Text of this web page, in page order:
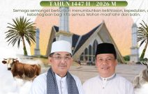
HOME REDAKSI
DISCLAIMER
COPYRIGHT © 2026